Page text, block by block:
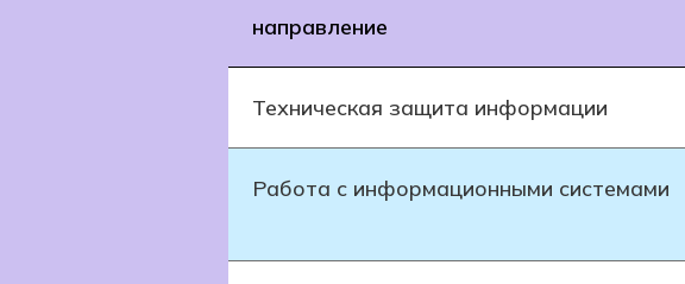
направление
Техническая защита информации
Работа с информационными системами